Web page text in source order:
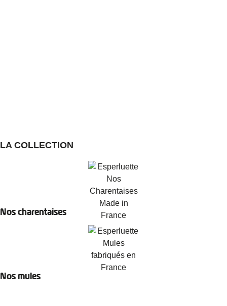
LA COLLECTION
Nos charentaises
Nos mules